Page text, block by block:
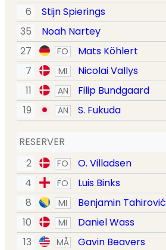
6 Stijn Spierings
35 Noah Nartey
27 FO Mats Köhlert
7 MI Nicolai Vallys
11 AN Filip Bundgaard
19 AN S. Fukuda
RESERVER
2
FO O. Villadsen
4 FO
Luis Binks
8
MI Benjamin Tahirović
10 MI Daniel Wass
13 MÅ
Gavin Beavers